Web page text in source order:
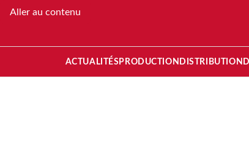
Aller au contenu
ACTUALITÉS PRODUCTION DISTRIBUTION